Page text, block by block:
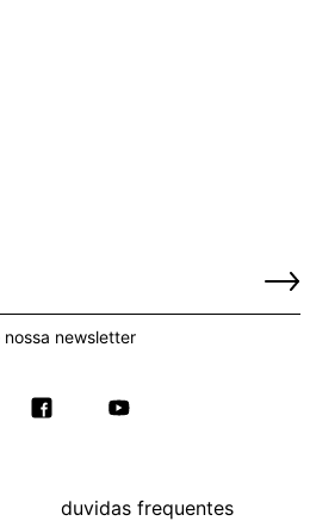
nossa newsletter
duvidas frequentes